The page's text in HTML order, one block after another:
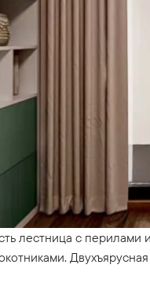
лестница с